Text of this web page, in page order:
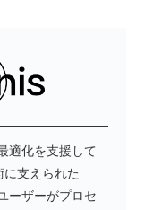
適化を支援して
支えられた
ーザーがプロセ